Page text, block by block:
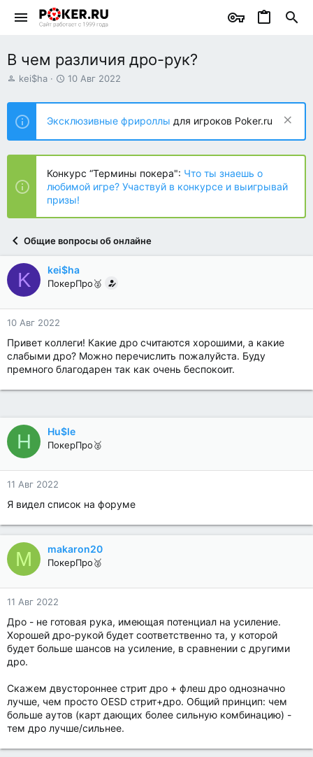
В чем различия дро-рук?
А
т
о
р
т
е
ы
kei$ha
Д
т
н
а
ч
л
а
10 Авг 2022
Эксклюзивные фрироллы для игроков Poker.ru
Конкурс “Термины покера": Что ты знаешь о
любимой игре? Участвуй в конкурсе и выигрывай
призы!
Общие вопросы об онлайне
K kei$ha
ПокерПро🥈
10 Авг 2022
Привет коллеги! Какие дро считаются хорошими, а какие
слабыми дро? Можно перечислить пожалуйста. Буду
премного благодарен так как очень беспокоит.
H Hu$le
ПокерПро🥈
11 Авг 2022
Я видел список на форуме
M makaron20
ПокерПро🥈
11 Авг 2022
Дро - не готовая рука, имеющая потенциал на усиление.
Хорошей дро-рукой будет соответственно та, у которой
будет больше шансов на усиление, в сравнении с другими
дро.
Скажем двустороннее стрит дро + флеш дро однозначно
лучше, чем просто OESD стрит+дро. Общий принцип: чем
больше аутов (карт дающих более сильную комбинацию) -
тем дро лучше/сильнее.